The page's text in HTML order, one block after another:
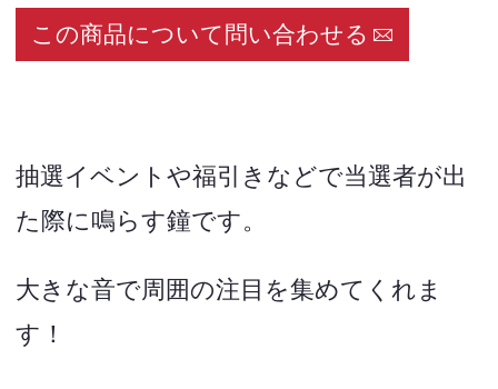
この商品について問い合わせる
抽選イベントや福引きなどで当選者が出
た際に鳴らす鐘です。
大きな音で周囲の注目を集めてくれま
す！